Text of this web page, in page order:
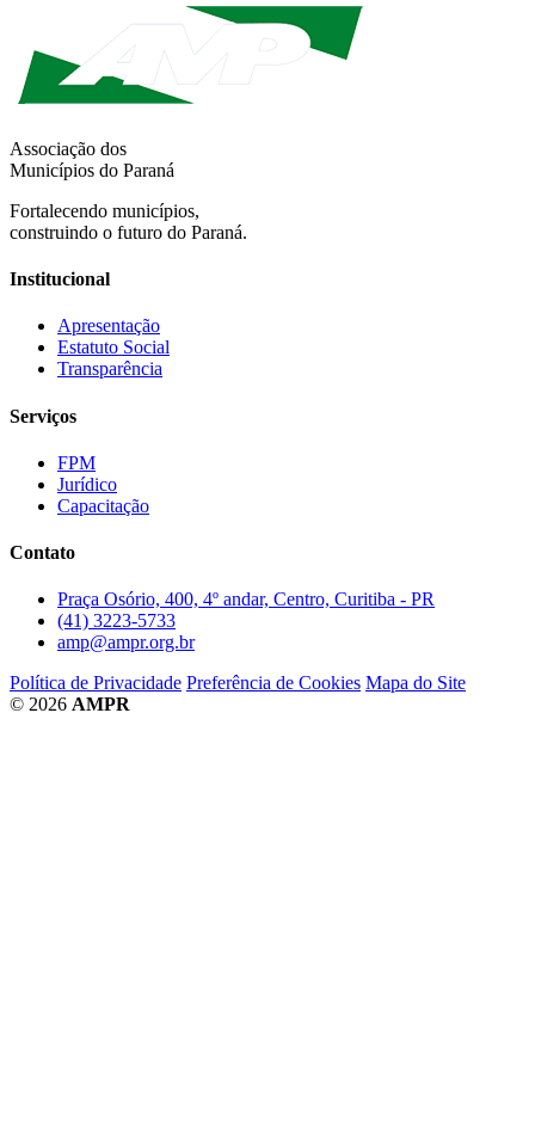
Associação dos
Municípios do Paraná
Fortalecendo municípios,
construindo o futuro do Paraná.
Institucional
Apresentação
Estatuto Social
Transparência
Serviços
FPM
Jurídico
Capacitação
Contato
Praça Osório, 400, 4º andar, Centro, Curitiba - PR
(41) 3223-5733
amp@ampr.org.br
Política de Privacidade Preferência de Cookies Mapa do Site
© 2026 AMPR